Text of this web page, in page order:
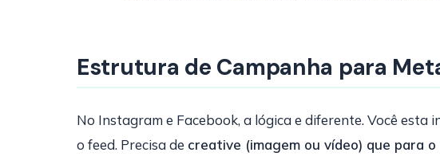
Estrutura de Campanha para
No Instagram e Facebook, a lógica e diferente. Você
o feed. Precisa de creative (imagem ou vídeo) que para o